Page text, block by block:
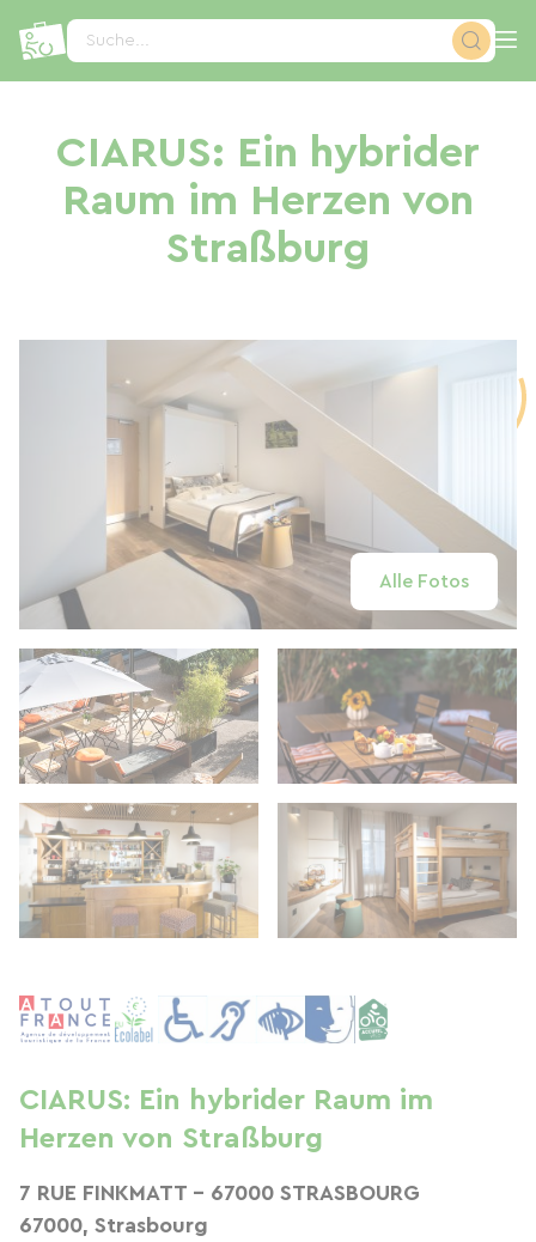
Suche...
CIARUS: Ein hybrider
Raum im Herzen von
Straßburg
Alle Fotos
CIARUS: Ein hybrider Raum im
Herzen von Straßburg
7 RUE FINKMATT - 67000 STRASBOURG
67000, Strasbourg
Cookie-Einstellungen